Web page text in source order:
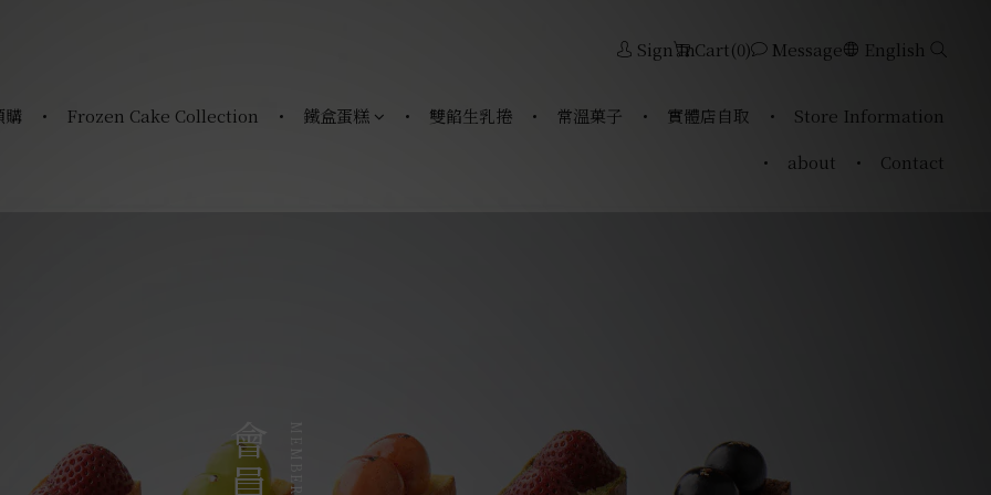
購 Frozen Cake Collection 鐵盒蛋糕 雙餡生乳捲 常溫菓子 實體店自取
Store Information
about
Contact
Sign InCart(0) Message English